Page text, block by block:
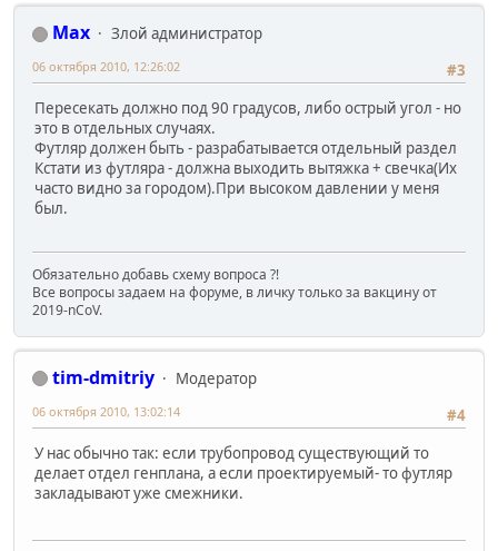
Max
Злой администратор
#3
06 октября 2010, 12:26:02
Пересекать должно под 90 градусов, либо острый угол - но
это в отдельных случаях.
Футляр должен быть - разрабатывается отдельный раздел
Кстати из футляра - должна выходить вытяжка + свечка(Их
часто видно за городом).При высоком давлении у меня
был.
Обязательно добавь схему вопроса ?!
Все вопросы задаем на форуме, в личку только за вакцину от
2019-nCoV.
tim-dmitriy
Модератор
#4
06 октября 2010, 13:02:14
У нас обычно так: если трубопровод существующий то
делает отдел генплана, а если проектируемый- то футляр
закладывают уже смежники.